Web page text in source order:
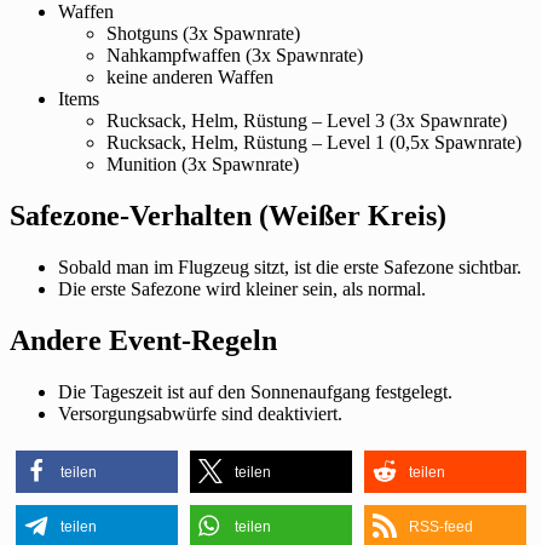
Waffen
Shotguns (3x Spawnrate)
Nahkampfwaffen (3x Spawnrate)
keine anderen Waffen
Items
Rucksack, Helm, Rüstung – Level 3 (3x Spawnrate)
Rucksack, Helm, Rüstung – Level 1 (0,5x Spawnrate)
Munition (3x Spawnrate)
Safezone-Verhalten (Weißer Kreis)
Sobald man im Flugzeug sitzt, ist die erste Safezone sichtbar.
Die erste Safezone wird kleiner sein, als normal.
Andere Event-Regeln
Die Tageszeit ist auf den Sonnenaufgang festgelegt.
Versorgungsabwürfe sind deaktiviert.
teilen teilen teilen
teilen teilen RSS-feed